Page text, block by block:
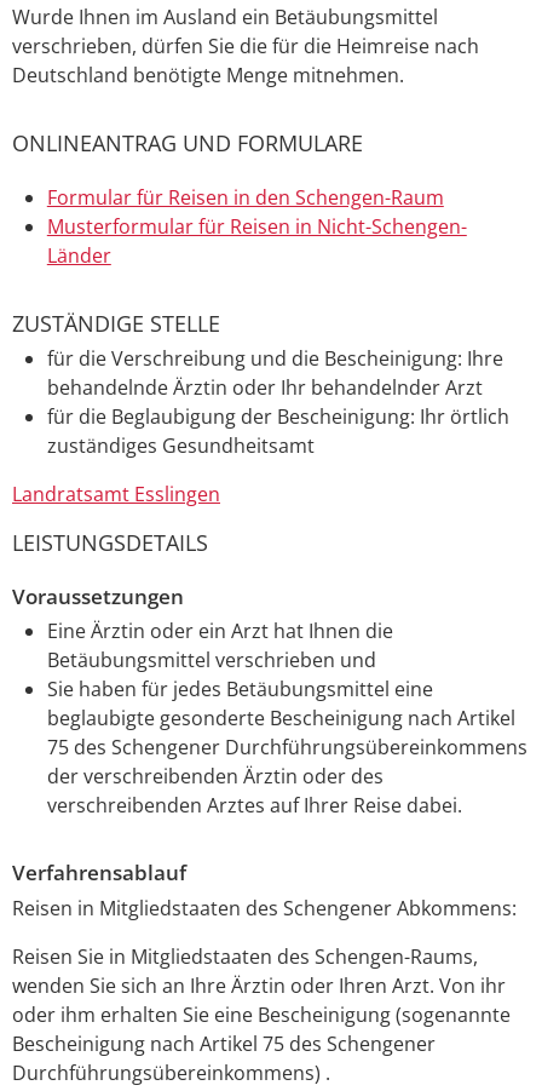
Wurde Ihnen im Ausland ein Betäubungsmittel
verschrieben, dürfen Sie die für die Heimreise nach
Deutschland benötigte Menge mitnehmen.
ONLINEANTRAG UND FORMULARE
Formular für Reisen in den Schengen-Raum
Musterformular für Reisen in Nicht-Schengen-
Länder
ZUSTÄNDIGE STELLE
für die Verschreibung und die Bescheinigung: Ihre
behandelnde Ärztin oder Ihr behandelnder Arzt
für die Beglaubigung der Bescheinigung: Ihr örtlich
zuständiges Gesundheitsamt
Landratsamt Esslingen
LEISTUNGSDETAILS
Voraussetzungen
Eine Ärztin oder ein Arzt hat Ihnen die
Betäubungsmittel verschrieben und
Sie haben für jedes Betäubungsmittel eine
beglaubigte gesonderte Bescheinigung nach Artikel
75 des Schengener Durchführungsübereinkommens
der verschreibenden Ärztin oder des
verschreibenden Arztes auf Ihrer Reise dabei.
Verfahrensablauf
Reisen in Mitgliedstaaten des Schengener Abkommens:
Reisen Sie in Mitgliedstaaten des Schengen-Raums,
wenden Sie sich an Ihre Ärztin oder Ihren Arzt. Von ihr
oder ihm erhalten Sie eine Bescheinigung (sogenannte
Bescheinigung nach Artikel 75 des Schengener
Durchführungsübereinkommens) .